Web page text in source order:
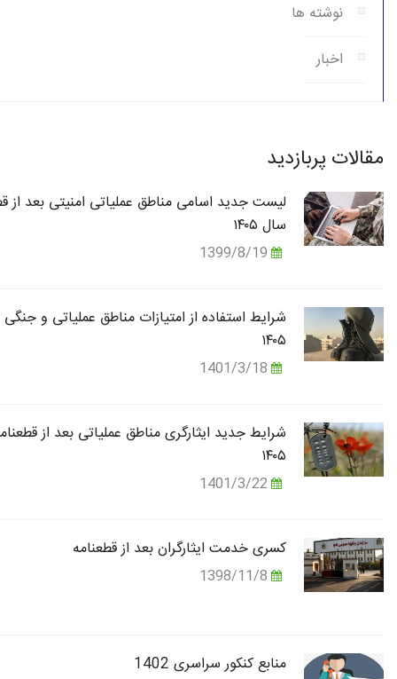
نوشته ها
اخبار
مقالات پربازدید
لیست جدید اسامی مناطق عملیاتی امنیتی بعد از
سال ۱۴۰۵
شرایط استفاده از امتیازات مناطق عملیاتی و
۱۴۰۵
شرایط جدید ایثارگری مناطق عملیاتی بعد از
۱۴۰۵
کسری خدمت ایثارگران بعد از قطعنامه
منابع کنکور سراسری 1402